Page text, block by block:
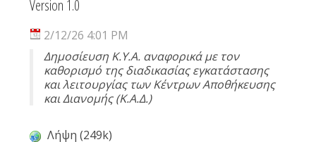
Version 1.0
2/12/26 4:01 PM
Δημοσίευση Κ.Υ.Α. αναφορικά με τον
καθορισμό της διαδικασίας εγκατάστασης
και λειτουργίας των Κέντρων Αποθήκευσης
και Διανομής (Κ.Α.Δ.)
Λήψη (249k)